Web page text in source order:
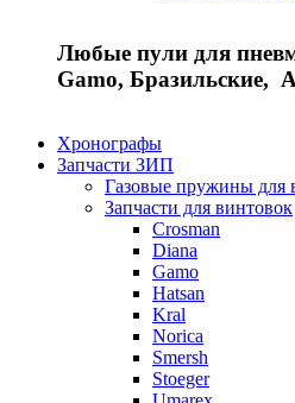
Любые пули для
Gamo, Бразильские,
Хронографы
Запчасти ЗИП
Газовые пружины для
Запчасти для винтовок
Crosman
Diana
Gamo
Hatsan
Kral
Norica
Smersh
Stoeger